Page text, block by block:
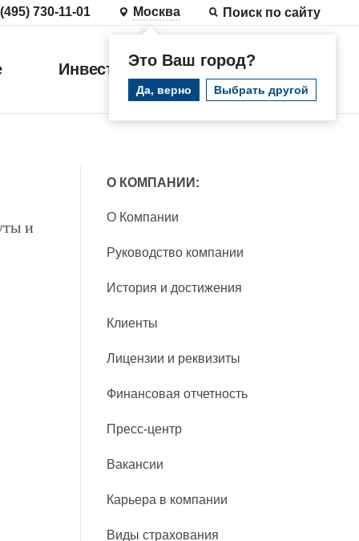
730-11-01 Москва
Это Ваш город?
Да, верно Выбрать другой
Поиск по сайту
Инвестиции
и
О КОМПАНИИ:
О Компании
Руководство компании
История и достижения
Клиенты
Лицензии и реквизиты
Финансовая отчетность
Пресс-центр
Вакансии
Карьера в компании
Виды страхования